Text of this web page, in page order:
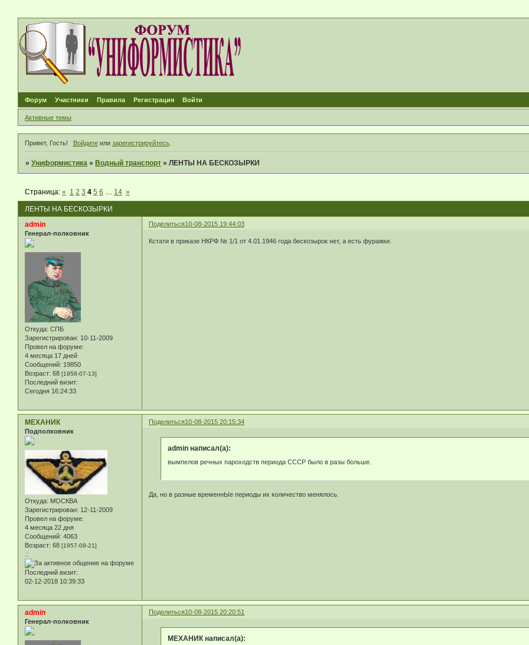
Форум Участники Правила Регистрация Войти
Активные темы
Привет, Гость! Войдитеили зарегистрируйтесь.
»Униформистика » Водный транспорт »ЛЕНТЫ НА БЕСКОЗЫРКИ
ЛЕНТЫ НА БЕСКОЗЫРКИ
Страница:« 1 2 3 4 5 6 14 »
Поделиться10-08-2015 19:44:03
admin
Генерал-полковник
Откуда: СПБ
Зарегистрирован: 10-11-2009
Провел на форуме:
4 месяца 17 дней
Сообщений: 19850
Возраст: 68 [1958-07-13]
Последний визит:
Сегодня 16:24:33
Кстати в приказе НКРФ № 1/1 от 4.01.1946 года бескозырок нет, а есть фуражки.
Поделиться10-08-2015 20:15:34
МЕХАНИК
Подполковник
Откуда: МОСКВА
Зарегистрирован: 12-11-2009
Провел на форуме:
4 месяца 22 дня
Сообщений: 4063
Возраст: 68 [1957-09-21]
.:
Последний визит:
02-12-2018 10:39:33
admin написал(а):
вымпелов речных пароходств периода СССР было в разы больше.
Да, но в разные временнЫе периоды их количество менялось.
Поделиться10-08-2015 20:20:51
admin
Генерал-полковник
МЕХАНИК написал(а):